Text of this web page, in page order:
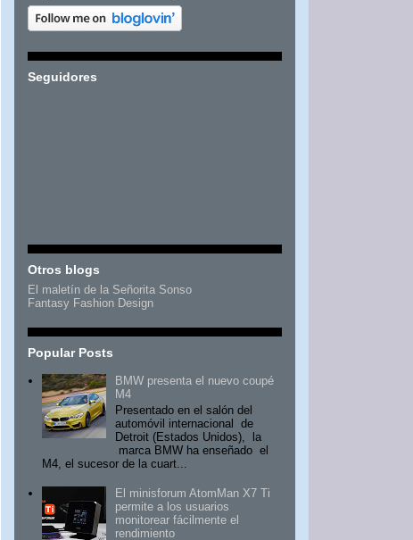
Seguidores
Otros blogs
El maletín de la Señorita Sonso
Fantasy Fashion Design
Popular Posts
BMW presenta el nuevo coupé
M4
Presentado en el salón del
automóvil internacional de
Detroit (Estados Unidos), la
marca BMW ha enseñado el
M4, el sucesor de la cuart...
El minisforum AtomMan X7 Ti
permite a los usuarios
monitorear fácilmente el
rendimiento